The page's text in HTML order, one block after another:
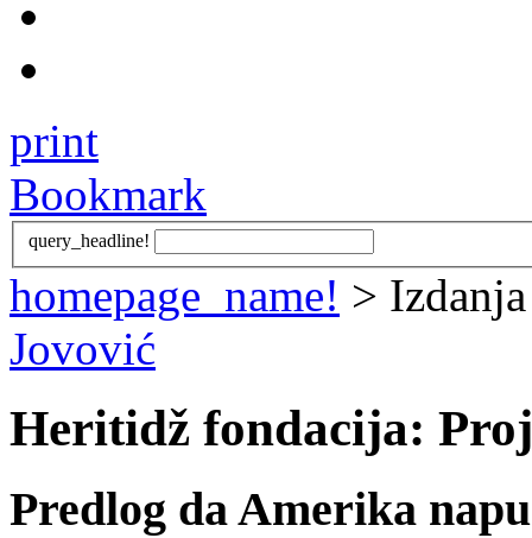
print
Bookmark
query_headline!
homepage_name! >
Jovović
Heritidž fondacija:
Predlog da Amerika